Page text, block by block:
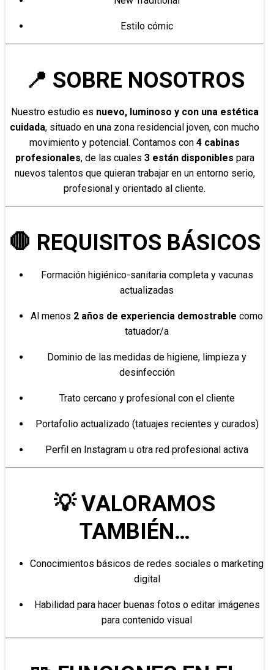
Estilo cómic
📍 SOBRE NOSOTROS
Nuestro estudio es nuevo, luminoso y con una estética
cuidada, situado en una zona residencial joven, con mucho
movimiento y potencial. Contamos con 4 cabinas
profesionales, de las cuales 3 están disponibles para
nuevos talentos que quieran trabajar en un entorno serio,
profesional y orientado al cliente.
🛑 REQUISITOS BÁSICOS
Formación higiénico-sanitaria completa y vacunas
actualizadas
Al menos 2 años de experiencia demostrable como
tatuador/a
Dominio de las medidas de higiene, limpieza y
desinfección
Trato cercano y profesional con el cliente
Portafolio actualizado (tatuajes recientes y curados)
Perfil en Instagram u otra red profesional activa
💡 VALORAMOS
TAMBIÉN…
Conocimientos básicos de redes sociales o marketing
digital
Habilidad para hacer buenas fotos o editar imágenes
para contenido visual